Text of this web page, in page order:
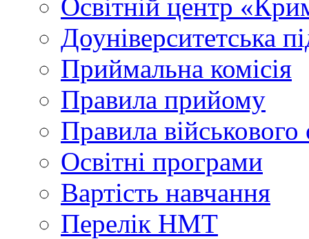
Освітній центр
Доуніверситетська
Приймальна комісія
Правила прийому
Правила військового
Освітні програми
Вартість навчання
Перелік НМТ